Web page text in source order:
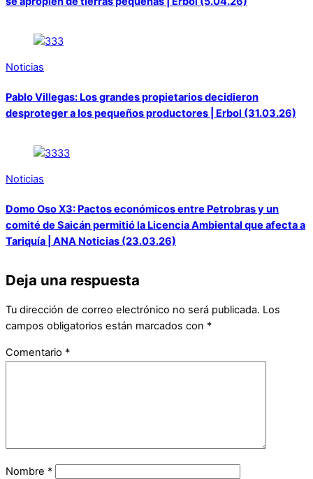
Noticias
Pablo Villegas: Los grandes propietarios decidieron
desproteger a los pequeños productores | Erbol (31.03.26)
Noticias
Domo Oso X3: Pactos económicos entre Petrobras y un
comité de Saicán permitió la Licencia Ambiental que afecta a
Tariquía | ANA Noticias (23.03.26)
Deja una respuesta
Tu dirección de correo electrónico no será publicada. Los
campos obligatorios están marcados con *
Comentario *
Nombre *